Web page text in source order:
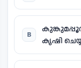
B
കൃഷി